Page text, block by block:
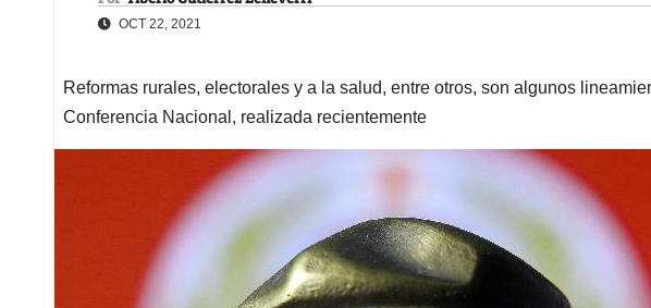
OCT 22, 2021
Reformas rurales, electorales y a la salud, entre otros, son algunos
Conferencia Nacional, realizada recientemente